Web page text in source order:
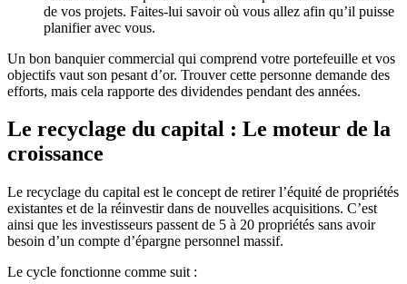
de vos projets. Faites-lui savoir où vous allez afin qu’il puisse
planifier avec vous.
Un bon banquier commercial qui comprend votre portefeuille et vos
objectifs vaut son pesant d’or. Trouver cette personne demande des
efforts, mais cela rapporte des dividendes pendant des années.
Le recyclage du capital : Le moteur de la
croissance
Le recyclage du capital est le concept de retirer l’équité de propriétés
existantes et de la réinvestir dans de nouvelles acquisitions. C’est
ainsi que les investisseurs passent de 5 à 20 propriétés sans avoir
besoin d’un compte d’épargne personnel massif.
Le cycle fonctionne comme suit :